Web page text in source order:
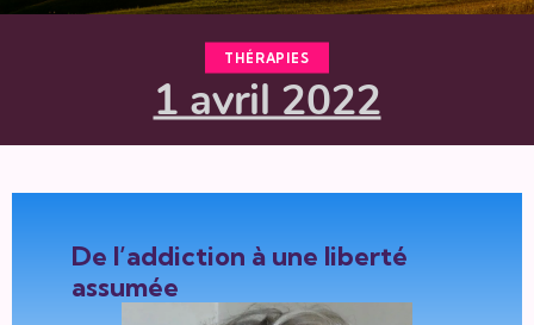
THÉRAPIES
1 avril 2022
De l’addiction à une liberté
assumée